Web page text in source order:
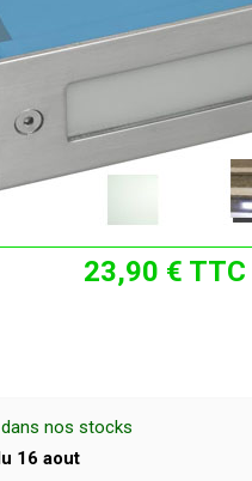
23,90 € TTC
nos stocks
16 aout